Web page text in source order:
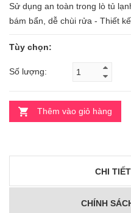
Sử dụng an toàn trong lò tủ
bám bẩn, dễ chùi rửa - Thiết
Tùy chọn:
Số lượng:
Thêm vào giỏ hàng
CHI
CHÍNH